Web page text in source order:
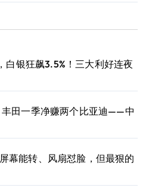
银狂飙3.5%！三大利好连夜
田一季净赚两个比亚迪——中
幕能转、风扇怼脸，但最狠的